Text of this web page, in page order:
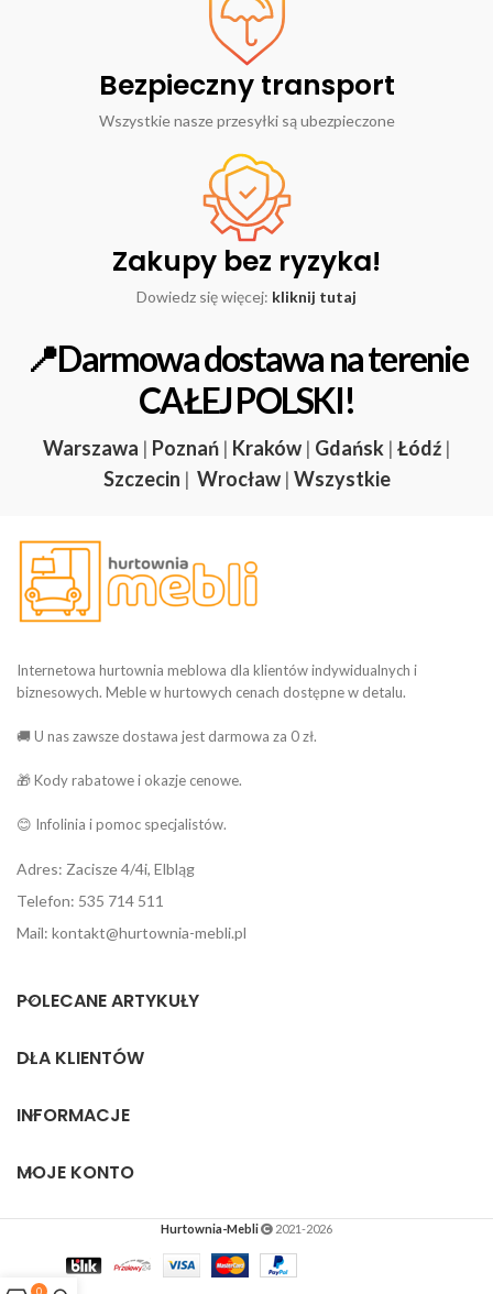
Bezpieczny transport
Wszystkie nasze przesyłki są ubezpieczone
Zakupy bez ryzyka!
Dowiedz się więcej: kliknij tutaj
📍Darmowa dostawa na terenie
CAŁEJ POLSKI!
Warszawa | Poznań | Kraków | Gdańsk | Łódź |
Szczecin | Wrocław | Wszystkie
Internetowa hurtownia meblowa dla klientów indywidualnych i
biznesowych. Meble w hurtowych cenach dostępne w detalu.
🚚 U nas zawsze dostawa jest darmowa za 0 zł.
🎁 Kody rabatowe i okazje cenowe.
😊 Infolinia i pomoc specjalistów.
Adres: Zacisze 4/4i, Elbląg
Telefon: 535 714 511
Mail: kontakt@hurtownia-mebli.pl
POLECANE ARTYKUŁY
DLA KLIENTÓW
INFORMACJE
MOJE KONTO
Hurtownia-Mebli 2021-2026
0